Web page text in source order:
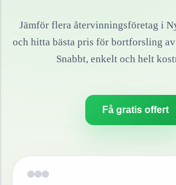
Jämför flera återvinningsföretag i
och hitta bästa pris för bortforsling av
Snabbt, enkelt och helt
Få gratis offert